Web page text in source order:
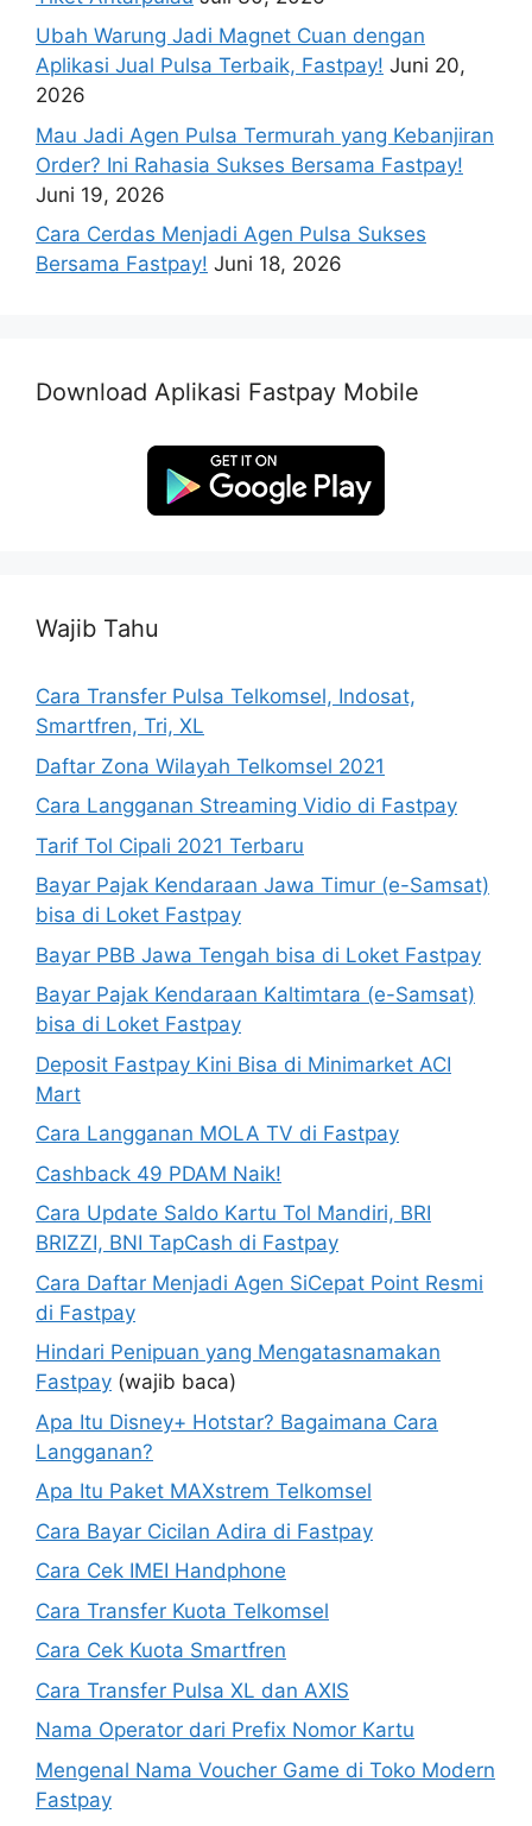
Ubah Warung Jadi Magnet Cuan dengan
Aplikasi Jual Pulsa Terbaik, Fastpay! Juni 20,
2026
Mau Jadi Agen Pulsa Termurah yang Kebanjiran
Order? Ini Rahasia Sukses Bersama Fastpay!
Juni 19, 2026
Cara Cerdas Menjadi Agen Pulsa Sukses
Bersama Fastpay! Juni 18, 2026
Download Aplikasi Fastpay Mobile
Wajib Tahu
Cara Transfer Pulsa Telkomsel, Indosat,
Smartfren, Tri, XL
Daftar Zona Wilayah Telkomsel 2021
Cara Langganan Streaming Vidio di Fastpay
Tarif Tol Cipali 2021 Terbaru
Bayar Pajak Kendaraan Jawa Timur (e-Samsat)
bisa di Loket Fastpay
Bayar PBB Jawa Tengah bisa di Loket Fastpay
Bayar Pajak Kendaraan Kaltimtara (e-Samsat)
bisa di Loket Fastpay
Deposit Fastpay Kini Bisa di Minimarket ACI
Mart
Cara Langganan MOLA TV di Fastpay
Cashback 49 PDAM Naik!
Cara Update Saldo Kartu Tol Mandiri, BRI
BRIZZI, BNI TapCash di Fastpay
Cara Daftar Menjadi Agen SiCepat Point Resmi
di Fastpay
Hindari Penipuan yang Mengatasnamakan
Fastpay (wajib baca)
Apa Itu Disney+ Hotstar? Bagaimana Cara
Langganan?
Apa Itu Paket MAXstrem Telkomsel
Cara Bayar Cicilan Adira di Fastpay
Cara Cek IMEI Handphone
Cara Transfer Kuota Telkomsel
Cara Cek Kuota Smartfren
Cara Transfer Pulsa XL dan AXIS
Nama Operator dari Prefix Nomor Kartu
Mengenal Nama Voucher Game di Toko Modern
Fastpay